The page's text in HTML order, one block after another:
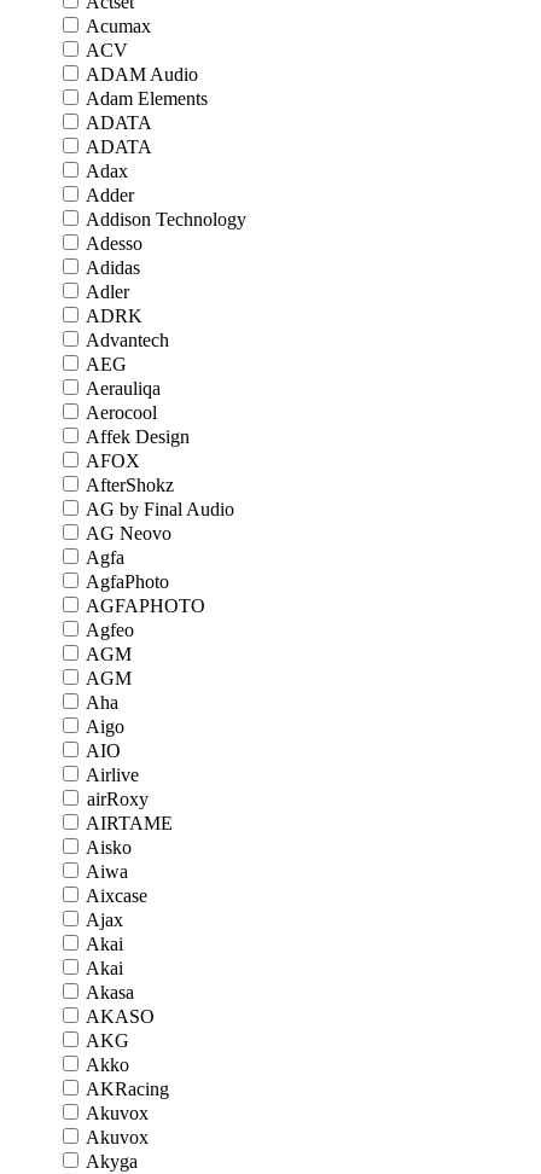
Acumax
ACV
ADAM Audio
Adam Elements
ADATA
ADATA
Adax
Adder
Addison Technology
Adesso
Adidas
Adler
ADRK
Advantech
AEG
Aerauliqa
Aerocool
Affek Design
AFOX
AfterShokz
AG by Final Audio
AG Neovo
Agfa
AgfaPhoto
AGFAPHOTO
Agfeo
AGM
AGM
Aha
Aigo
AIO
Airlive
airRoxy
AIRTAME
Aisko
Aiwa
Aixcase
Ajax
Akai
Akai
Akasa
AKASO
AKG
Akko
AKRacing
Akuvox
Akuvox
Akyga